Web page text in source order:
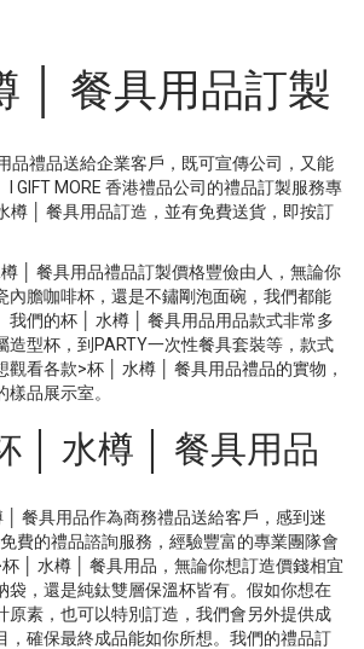
│ 餐具用品訂製
品禮品送給企業客戶，既可宣傳公司，又能
GIFT MORE 香港禮品公司的禮品訂製服務專
樽 │ 餐具用品訂造，並有免費送貨，即按訂
樽 │ 餐具用品禮品訂製價格豐儉由人，無論你
內膽咖啡杯，還是不鏽剛泡面碗，我們都能
我們的杯 │ 水樽 │ 餐具用品用品款式非常多
造型杯，到PARTY一次性餐具套裝等，款式
看各款>杯 │ 水樽 │ 餐具用品禮品的實物，
品展示室。
│ 水樽 │ 餐具用品
│ 餐具用品作為商務禮品送給客戶，感到迷
免費的禮品諮詢服務，經驗豐富的專業團隊會
│ 水樽 │ 餐具用品，無論你想訂造價錢相宜
袋，還是純鈦雙層保溫杯皆有。假如你想在
原素，也可以特別訂造，我們會另外提供成
，確保最終成品能如你所想。我們的禮品訂